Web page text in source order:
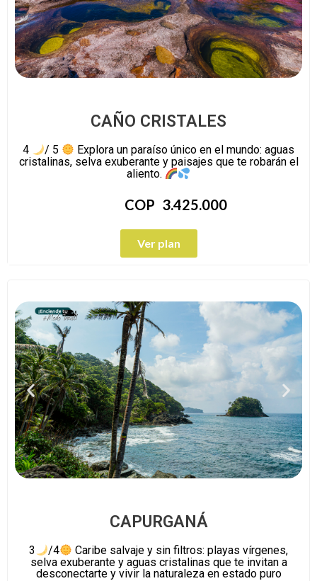
CAÑO CRISTALES
4 / 5
Explora un paraíso único en el mundo: aguas
cristalinas, selva exuberante y paisajes que te robarán el
aliento.
COP 3.425.000
Ver plan
CAPURGANÁ
3 /4
Caribe salvaje y sin filtros: playas vírgenes,
selva exuberante y aguas cristalinas que te invitan a
desconectarte y vivir la naturaleza en estado puro